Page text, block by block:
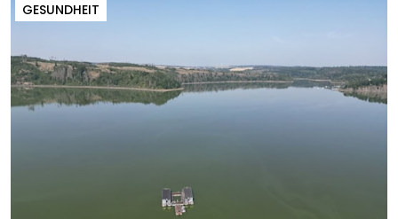
GESUNDHEIT